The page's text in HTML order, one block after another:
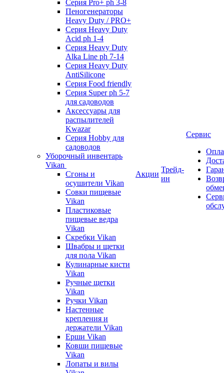
Серия Pro+ ph 3-8
Пеногенераторы
Heavy Duty / PRO+
Серия Heavy Duty
Acid ph 1-4
Серия Heavy Duty
Alka Line ph 7-14
Серия Heavy Duty
AntiSilicone
Серия Food friendly
Серия Super ph 5-7
для садоводов
Аксессуары для
распылителей
Kwazar
Серия Hobby для
садоводов
Уборочный инвентарь
Vikan
Сгоны и
осушители Vikan
Совки пищевые
Vikan
Пластиковые
пищевые ведра
Vikan
Скребки Vikan
Швабры и щетки
для пола Vikan
Кулинарные кисти
Vikan
Ручные щетки
Vikan
Ручки Vikan
Настенные
крепления и
держатели Vikan
Ерши Vikan
Ковши пищевые
Vikan
Лопаты и вилы
Акции
Трейд-
ин
Сервис